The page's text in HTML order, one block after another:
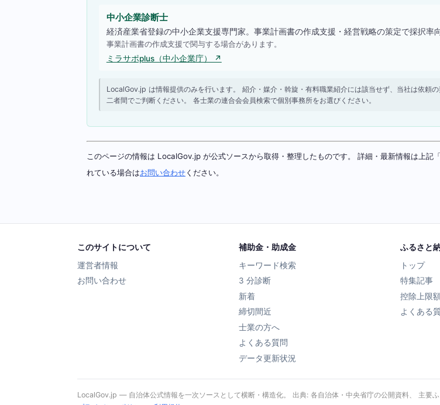
中小企業診断士
経済産業省登録の中小企業支援専門家。事業計画書の作成支援・経営戦略の策定で採択率
事業計画書の作成支援で関与する場合があります。
ミラサポplus（中小企業庁） ↗
LocalGov.jp は情報提供のみを行います。 紹介・媒介・斡旋・有料職業紹介には該当せず、当社は依頼
二者間でご判断ください。 各士業の連合会会員検索で個別事務所をお選びください。
このページの情報は LocalGov.jp が公式ソースから取得・整理したものです。 詳細・最新情報は上記
れている場合はお問い合わせください。
このサイトについて
運営者情報
お問い合わせ
補助金・助成金
キーワード検索
3 分診断
新着
締切間近
士業の方へ
よくある質問
データ更新状況
ふるさと
トップ
特集記事
控除上限
よくある
LocalGov.jp — 自治体公式情報を一次ソースとして横断・構造化。 出典: 各自治体・中央省庁の公開資料、 主要